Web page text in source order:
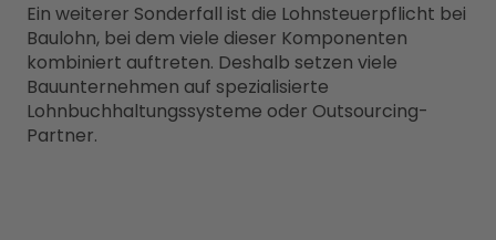
Ein weiterer Sonderfall ist die Lohnsteuerpflicht bei
Baulohn, bei dem viele dieser Komponenten
kombiniert auftreten. Deshalb setzen viele
Bauunternehmen auf spezialisierte
Lohnbuchhaltungssysteme oder Outsourcing-
Partner.